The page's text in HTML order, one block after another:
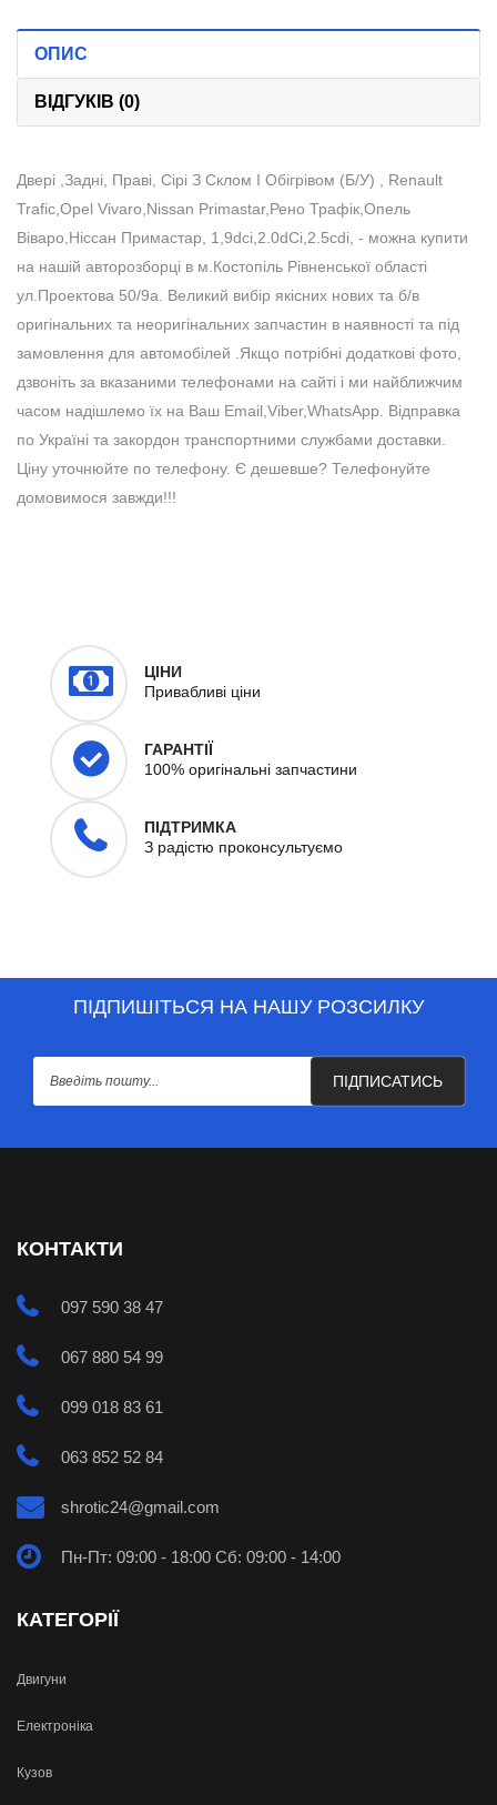
ОПИС
ВІДГУКІВ (0)
Двері ,Задні, Праві, Сірі З Склом І Обігрівом (Б/У) , Renault
Trafic,Opel Vivaro,Nissan Primastar,Рено Трафік,Опель
Віваро,Ніссан Примастар, 1,9dci,2.0dCi,2.5cdi, - можна купити
на нашій авторозборці в м.Костопіль Рівненської області
ул.Проектова 50/9а. Великий вибір якісних нових та б/в
оригінальних та неоригінальних запчастин в наявності та під
замовлення для автомобілей .Якщо потрібні додаткові фото,
дзвоніть за вказаними телефонами на сайті і ми найближчим
часом надішлемо їх на Ваш Email,Viber,WhatsApp. Відправка
по Україні та закордон транспортними службами доставки.
Ціну уточнюйте по телефону. Є дешевше? Телефонуйте
домовимося завжди!!!
ЦІНИ
Привабливі ціни
ГАРАНТІЇ
100% оригінальні запчастини
ПІДТРИМКА
З радістю проконсультуємо
ПІДПИШІТЬСЯ НА НАШУ РОЗСИЛКУ
ПІДПИСАТИСЬ
КОНТАКТИ
097 590 38 47
067 880 54 99
099 018 83 61
063 852 52 84
shrotic24@gmail.com
Пн-Пт: 09:00 - 18:00 Сб: 09:00 - 14:00
КАТЕГОРІЇ
Двигуни
Електроніка
Кузов